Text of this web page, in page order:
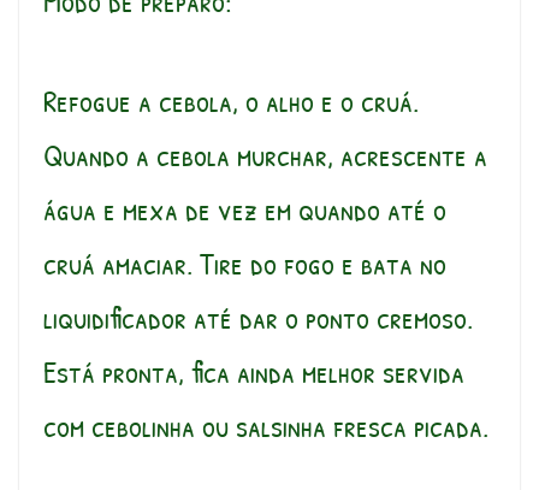
Refogue a cebola, o alho e o cruá.
Quando a cebola murchar, acrescente a
água e mexa de vez em quando até o
cruá amaciar. Tire do fogo e bata no
liquidificador até dar o ponto cremoso.
Está pronta, fica ainda melhor servida
com cebolinha ou salsinha fresca picada.